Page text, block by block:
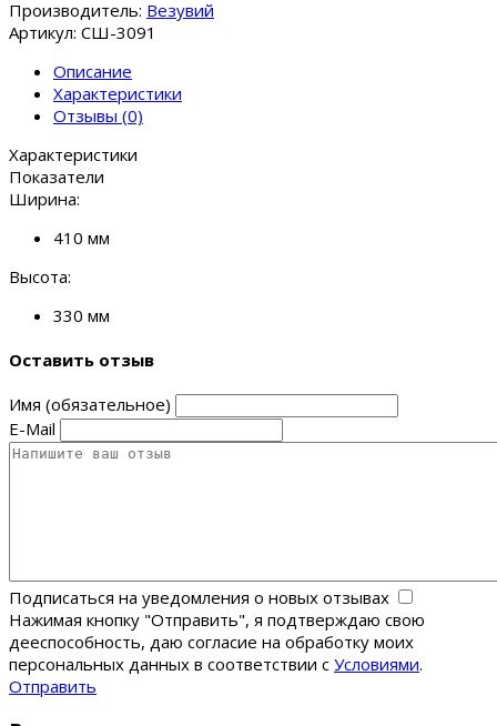
Производитель: Везувий
Артикул: СШ-3091
Описание
Характеристики
Отзывы (0)
Характеристики
Показатели
Ширина:
410 мм
Высота:
330 мм
Оставить отзыв
Имя (обязательное)
E-Mail
Подписаться на уведомления о новых отзывах
Нажимая кнопку "Отправить", я подтверждаю свою
дееспособность, даю согласие на обработку моих
персональных данных в соответствии с Условиями.
Отправить